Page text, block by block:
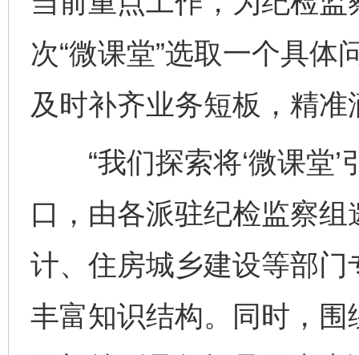
次“微课堂”选取一个具
及时补齐业务短板，精
“我们探索将‘微课堂’
口，由各派驻纪检监察
计、住房城乡建设等部
丰富知识结构。同时，